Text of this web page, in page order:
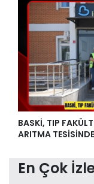
BASKİ, TIP
ARITMA
En Çok